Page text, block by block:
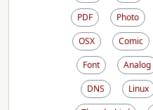
PDF
Photo
OSX
Comic
Font
Analog
DNS
Linux